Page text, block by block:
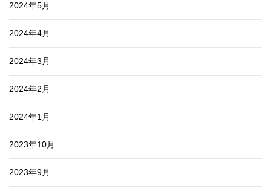
2024年5月
2024年4月
2024年3月
2024年2月
2024年1月
2023年10月
2023年9月